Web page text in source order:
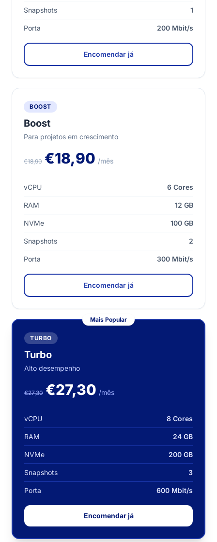
Snapshots 1
Porta 200 Mbit/s
Encomendar já
BOOST
Boost
Para projetos em crescimento
€18,90 €18,90 /mês
vCPU 6 Cores
RAM 12 GB
NVMe 100 GB
Snapshots 2
Porta 300 Mbit/s
Encomendar já
Mais Popular
TURBO
Turbo
Alto desempenho
€27,30 €27,30 /mês
vCPU 8 Cores
RAM 24 GB
NVMe 200 GB
Snapshots 3
Porta 600 Mbit/s
Encomendar já